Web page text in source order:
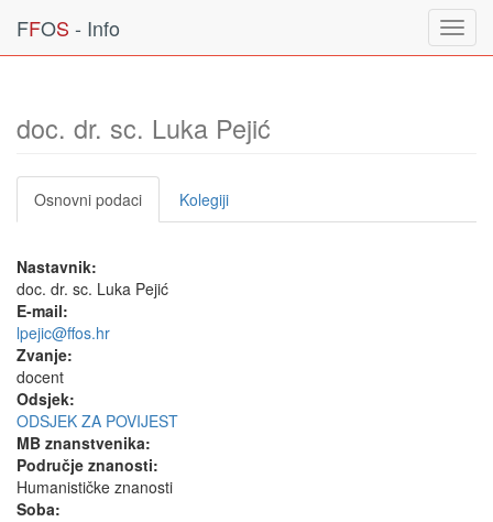
FFOS - Info
doc. dr. sc. Luka Pejić
Osnovni podaci Kolegiji
Nastavnik:
doc. dr. sc. Luka Pejić
E-mail:
lpejic@ffos.hr
Zvanje:
docent
Odsjek:
ODSJEK ZA POVIJEST
MB znanstvenika:
Područje znanosti:
Humanističke znanosti
Soba: